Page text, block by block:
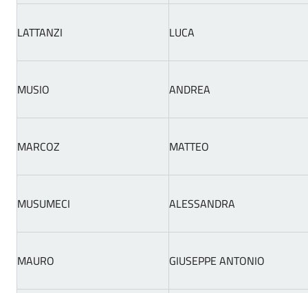
LATTANZI LUCA
MUSIO ANDREA
MARCOZ MATTEO
MUSUMECI ALESSANDRA
MAURO GIUSEPPE ANTONIO